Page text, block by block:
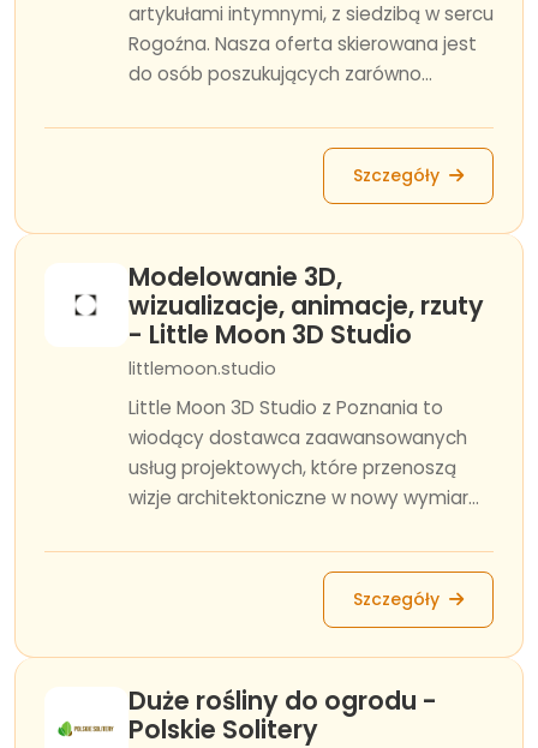
artykułami intymnymi, z siedzibą w sercu
Rogoźna. Nasza oferta skierowana jest
do osób poszukujących zarówno...
Szczegóły
Modelowanie 3D,
wizualizacje, animacje, rzuty
- Little Moon 3D Studio
littlemoon.studio
Little Moon 3D Studio z Poznania to
wiodący dostawca zaawansowanych
usług projektowych, które przenoszą
wizje architektoniczne w nowy wymiar...
Szczegóły
Duże rośliny do ogrodu -
Polskie Solitery